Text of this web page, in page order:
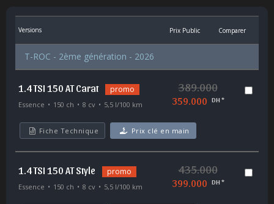
Versions Prix Public Comparer
T-ROC - 2ème génération - 2026
1.4 TSI 150 AT Carat promo
Essence 150 ch 8 cv 5,5 l/100 km
389.000
359.000 DH *
Fiche Technique Prix clé en main
1.4 TSI 150 AT Style promo
Essence 150 ch 8 cv 5,5 l/100 km
435.000
399.000 DH *